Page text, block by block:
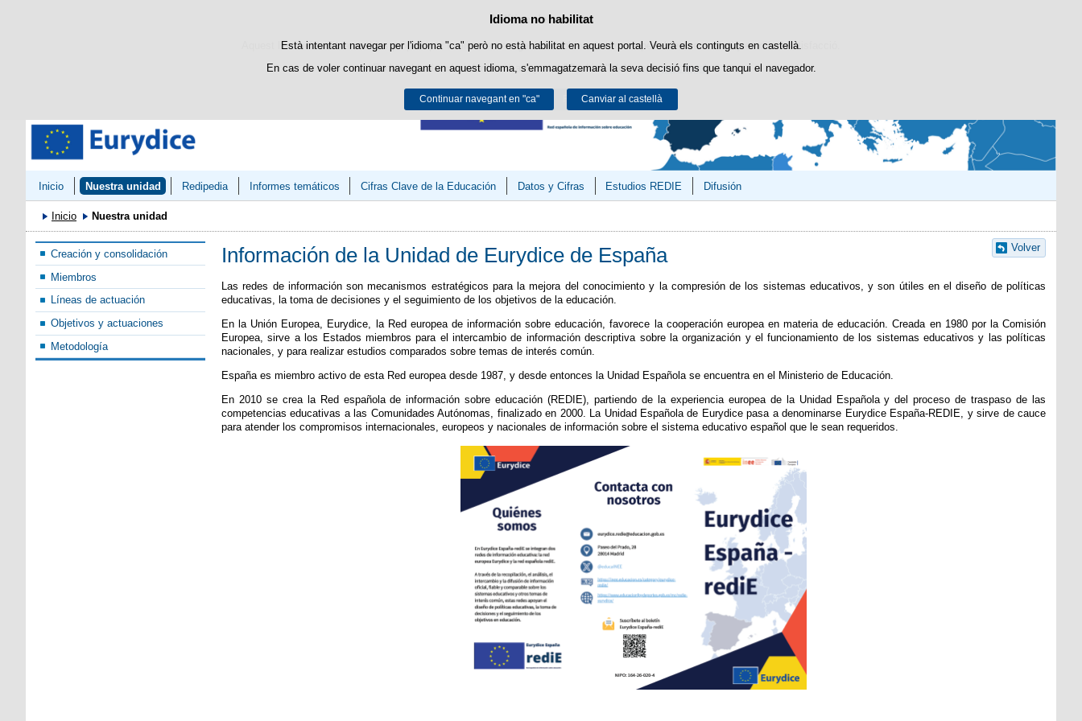
Política de cookies
Aquest lloc web utilitza cookies pròpies per facilitar la navegació i cookies de tercers per obtenir estadístiques d'ús i satisfacció.
Podeu obtenir més informació a l'apartat "Cookies" del nostreavís legal.
Acceptar Rebutjar
Idioma no habilitat
Està intentant navegar per l'idioma "ca" però no està habilitat en aquest portal. Veurà els continguts en castellà.
En cas de voler continuar navegant en aquest idioma, s'emmagatzemarà la seva decisió fins que tanqui el navegador.
Continuar navegant en "ca" Canviar al castellà
Passar al contingut
Inicio Nuestra unidad Redipedia Informes temáticos Cifras Clave de la Educación Datos y Cifras Estudios REDIE Difusión
Inicio Nuestra unidad
Creación y consolidación
Miembros
Líneas de actuación
Objetivos y actuaciones
Metodología
Volver
Información de la Unidad de Eurydice de España
Las redes de información son mecanismos estratégicos para la mejora del conocimiento y la compresión de los sistemas educativos, y son útiles en el diseño de políticas
educativas, la toma de decisiones y el seguimiento de los objetivos de la educación.
En la Unión Europea, Eurydice, la Red europea de información sobre educación, favorece la cooperación europea en materia de educación. Creada en 1980 por la Comisión
Europea, sirve a los Estados miembros para el intercambio de información descriptiva sobre la organización y el funcionamiento de los sistemas educativos y las políticas
nacionales, y para realizar estudios comparados sobre temas de interés común.
España es miembro activo de esta Red europea desde 1987, y desde entonces la Unidad Española se encuentra en el Ministerio de Educación.
En 2010 se crea la Red española de información sobre educación (REDIE), partiendo de la experiencia europea de la Unidad Española y del proceso de traspaso de las
competencias educativas a las Comunidades Autónomas, finalizado en 2000. La Unidad Española de Eurydice pasa a denominarse Eurydice España-REDIE, y sirve de cauce
para atender los compromisos internacionales, europeos y nacionales de información sobre el sistema educativo español que le sean requeridos.